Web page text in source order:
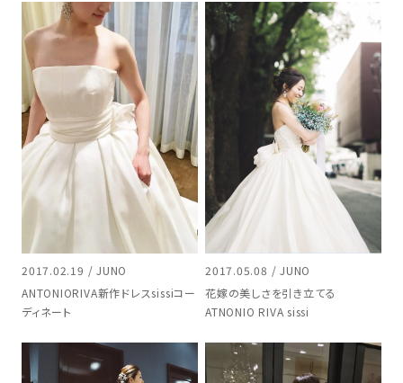
2017.02.19 / JUNO
ANTONIORIVA新作ドレスsissiコー
ディネート
2017.05.08 / JUNO
花嫁の美しさを引き立てる
ATNONIO RIVA sissi